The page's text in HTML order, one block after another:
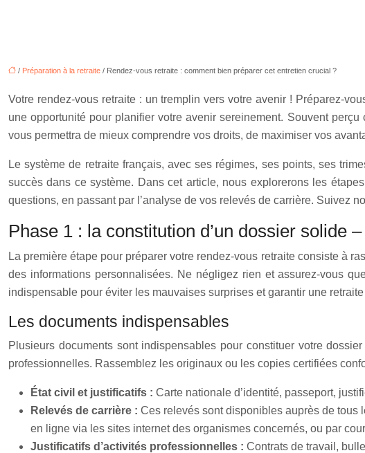
/ Préparation à la retraite / Rendez-vous retraite : comment bien préparer cet entretien crucial ?
Votre rendez-vous retraite : un tremplin vers votre avenir ! Préparez-
une opportunité pour planifier votre avenir sereinement. Souvent
vous permettra de mieux comprendre vos droits, de maximiser vos
Le système de retraite français, avec ses régimes, ses points, ses
succès dans ce système. Dans cet article, nous explorerons les
questions, en passant par l’analyse de vos relevés de carrière. Suivez
Phase 1 : la constitution d’un dossier solide
La première étape pour préparer votre rendez-vous retraite consiste à
des informations personnalisées. Ne négligez rien et assurez-vous
indispensable pour éviter les mauvaises surprises et garantir une
Les documents indispensables
Plusieurs documents sont indispensables pour constituer votre
professionnelles. Rassemblez les originaux ou les copies certifiées
État civil et justificatifs : Carte nationale d’identité, passeport,
Relevés de carrière : Ces relevés sont disponibles auprès de tous
en ligne via les sites internet des organismes concernés, ou par
Justificatifs d’activités professionnelles : Contrats de travail,